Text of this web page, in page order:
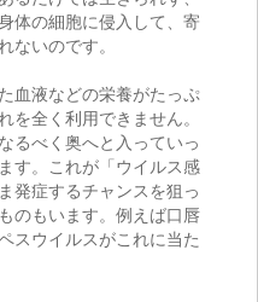
体の細胞に侵入して、寄
ないのです。
血液などの栄養がたっぷ
を全く利用できません。
るべく奥へと入っていっ
す。これが「ウイルス感
発症するチャンスを狙っ
のもいます。例えば口唇
スウイルスがこれに当た